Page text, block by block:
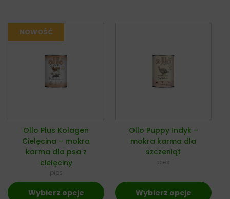
Ollo Plus Kolagen
Cielęcina – mokra
karma dla psa z
cielęciny
pies
Wybierz opcje
Ollo Puppy Indyk –
mokra karma dla
szczeniąt
pies
Wybierz opcje